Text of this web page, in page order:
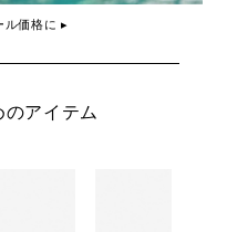
ル価格に ▸
アイテム